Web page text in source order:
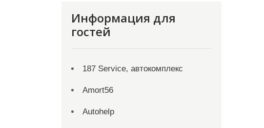
Информация для
гостей
187 Service, автокомплекс
Amort56
Autohelp